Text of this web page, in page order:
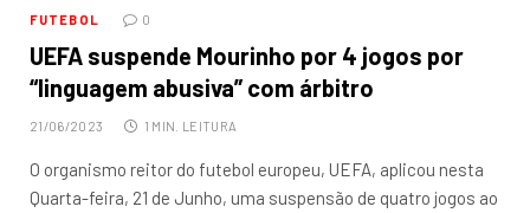
FUTEBOL 0
UEFA suspende Mourinho por 4 jogos por
“linguagem abusiva” com árbitro
21/06/2023 1 MIN. LEITURA
O organismo reitor do futebol europeu, UEFA, aplicou nesta
Quarta-feira, 21 de Junho, uma suspensão de quatro jogos ao